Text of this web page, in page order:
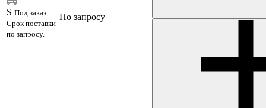
S Под заказ.
Срок поставки
по запросу.
По запросу